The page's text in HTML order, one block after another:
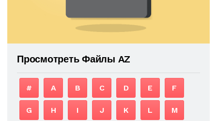
Просмотреть Файлы AZ
# A B C D E F
G H I J K L M